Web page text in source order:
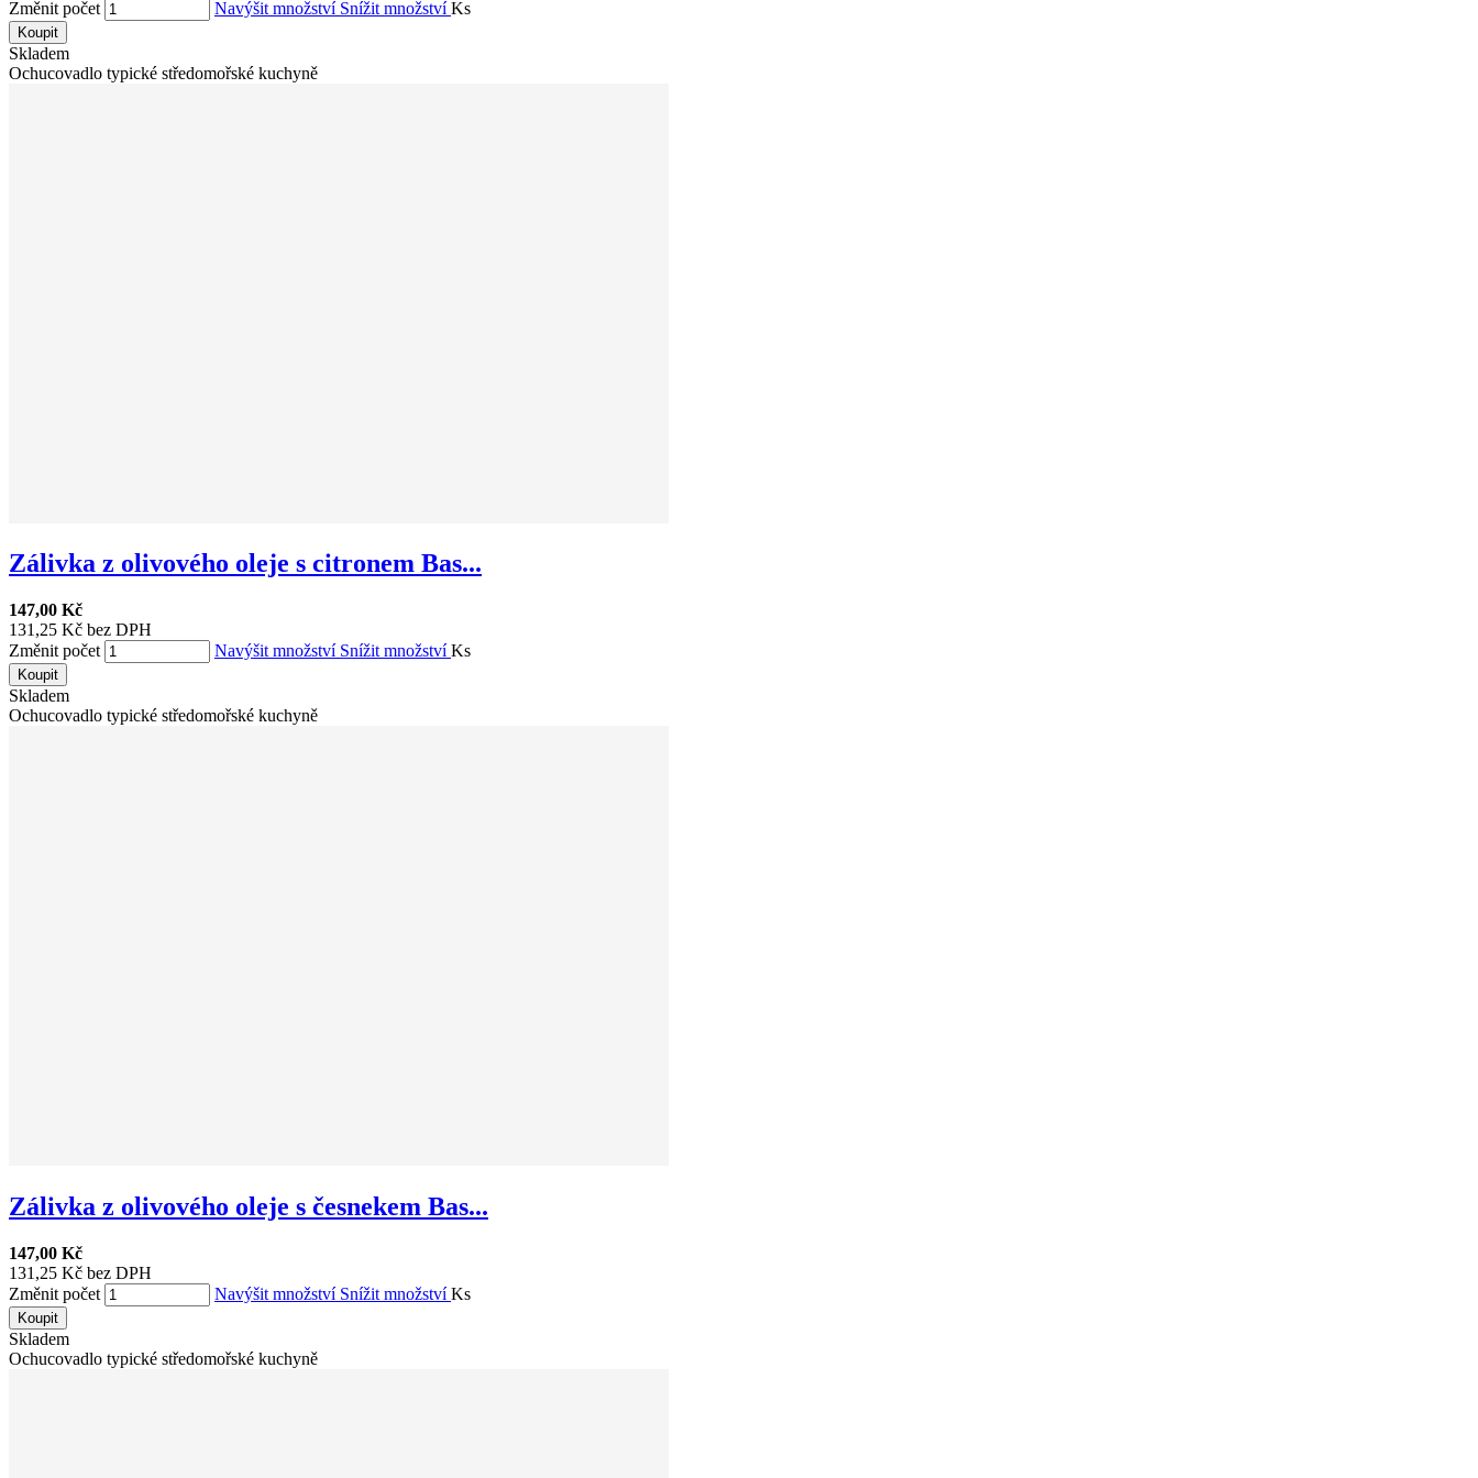
Změnit počet Navýšit množství Snížit množstvíKs
Koupit
Skladem
Ochucovadlo typické středomořské kuchyně
Zálivka z olivového oleje s citronem Bas...
147,00 Kč
131,25 Kč bez DPH
Změnit počet
Navýšit množství Snížit množstvíKs
Koupit
Skladem
Ochucovadlo typické středomořské kuchyně
Zálivka z olivového oleje s česnekem Bas...
147,00 Kč
131,25 Kč bez DPH
Změnit počet
Navýšit množství Snížit množstvíKs
Koupit
Skladem
Ochucovadlo typické středomořské kuchyně